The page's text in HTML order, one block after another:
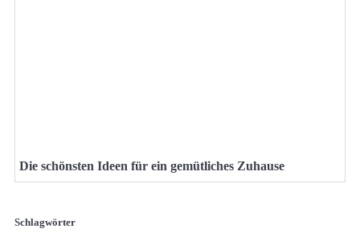
Die schönsten Ideen für ein gemütliches Zuhause
Schlagwörter